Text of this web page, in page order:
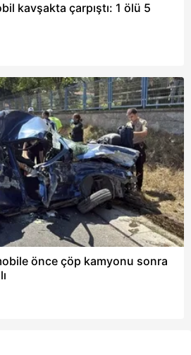
kavşakta çarpıştı: 1 ölü 5
önce çöp kamyonu sonra